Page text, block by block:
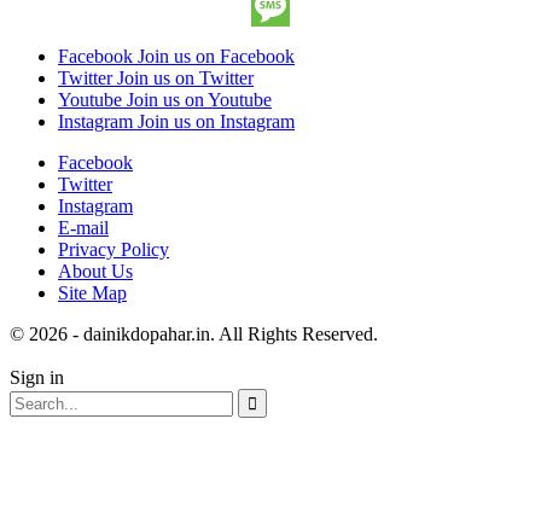
Gmail
Message
Facebook Join us on Facebook
Twitter Join us on Twitter
Youtube Join us on Youtube
Instagram Join us on Instagram
Facebook
Twitter
Instagram
E-mail
Privacy Policy
About Us
Site Map
© 2026 - dainikdopahar.in. All Rights Reserved.
Sign in